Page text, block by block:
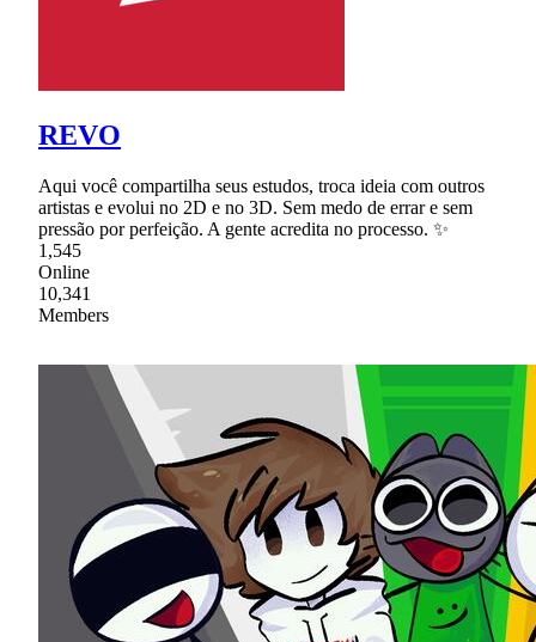
REVO
Aqui você compartilha seus estudos, troca ideia com outros
artistas e evolui no 2D e no 3D. Sem medo de errar e sem
pressão por perfeição. A gente acredita no processo. ✨
1,545
Online
10,341
Members